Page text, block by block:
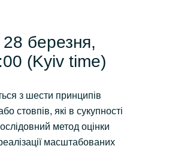
Portugal
Romania
Serbia
березня,
(Kyiv time)
з шести принципів
стовпів, які в сукупності
метод оцінки
масштабованих